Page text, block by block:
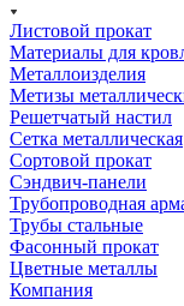
Листовой прокат
Материалы для
Металлоизделия
Метизы
Решетчатый настил
Сетка металлическая
Сортовой прокат
Сэндвич-панели
Трубопроводная
Трубы стальные
Фасонный прокат
Цветные металлы
Компания